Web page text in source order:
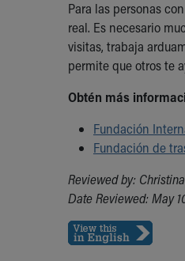
Para las personas
real. Es necesario
visitas, trabaja
permite que otros te
Obtén más
Fundación
Fundación de
Reviewed by:
Date Reviewed: May